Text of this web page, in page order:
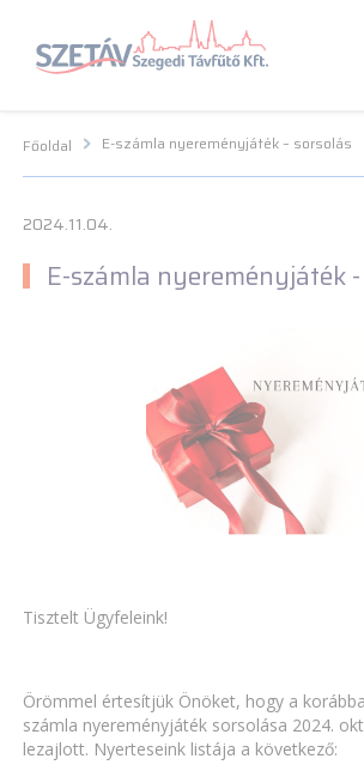
Navigációs menü segédlet
Fő Navigációs menü Fő Navigációs menü
Főoldal E-számla nyereményjáték – sorsolás
2024.11.04.
E-számla nyereményjáték
Tisztelt Ügyfeleink!
Örömmel értesítjük Önöket, hogy a
számla nyereményjáték sorsolása 2024.
lezajlott. Nyerteseink listája a következő: